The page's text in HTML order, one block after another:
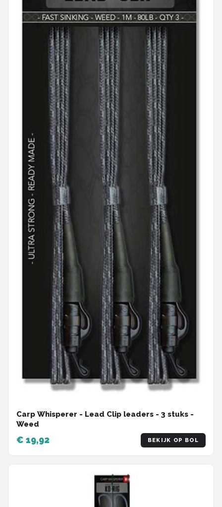
Carp Whisperer - Lead Clip leaders - 3 stuks -
Weed
€ 19,92 BEKIJK OP BOL